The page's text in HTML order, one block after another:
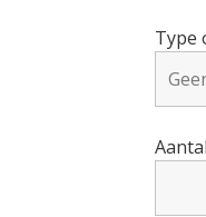
Type